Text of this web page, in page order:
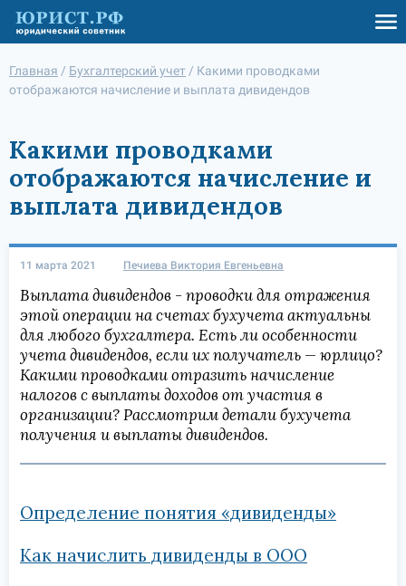
Главная / Бухгалтерский учет / Какими проводками
отображаются начисление и выплата дивидендов
Какими проводками
отображаются начисление и
выплата дивидендов
11 марта 2021 Печиева Виктория Евгеньевна
Выплата дивидендов - проводки для отражения
этой операции на счетах бухучета актуальны
для любого бухгалтера. Есть ли особенности
учета дивидендов, если их получатель — юрлицо?
Какими проводками отразить начисление
налогов с выплаты доходов от участия в
организации? Рассмотрим детали бухучета
получения и выплаты дивидендов.
Определение понятия «дивиденды»
Как начислить дивиденды в ООО